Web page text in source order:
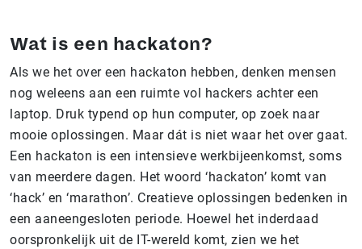
Wat is een hackaton?
Als we het over een hackaton hebben, denken mensen
nog weleens aan een ruimte vol hackers achter een
laptop. Druk typend op hun computer, op zoek naar
mooie oplossingen. Maar dát is niet waar het over gaat.
Een hackaton is een intensieve werkbijeenkomst, soms
van meerdere dagen. Het woord ‘hackaton’ komt van
‘hack’ en ‘marathon’. Creatieve oplossingen bedenken in
een aaneengesloten periode. Hoewel het inderdaad
oorspronkelijk uit de IT-wereld komt, zien we het